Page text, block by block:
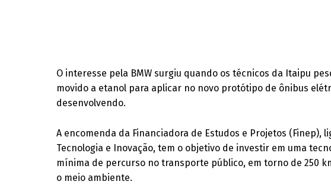
O interesse pela BMW surgiu quando os técnicos da Itaipu
movido a etanol para aplicar no novo protótipo de ônibus
desenvolvendo.
A encomenda da Financiadora de Estudos e Projetos (Finep),
Tecnologia e Inovação, tem o objetivo de investir em uma
mínima de percurso no transporte público, em torno de 250
o meio ambiente.